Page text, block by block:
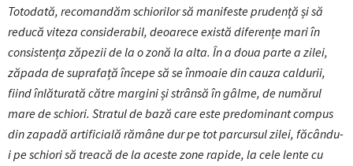
Totodată, recomandăm schiorilor să manifeste prudență și să
reducă viteza considerabil, deoarece există diferențe mari în
consistența zăpezii de la o zonă la alta. În a doua parte a zilei,
zăpada de suprafață începe să se înmoaie din cauza caldurii,
fiind înlăturată către margini și strânsă în gâlme, de numărul
mare de schiori. Stratul de bază care este predominant compus
din zapadă artificială rămâne dur pe tot parcursul zilei, făcându-
i pe schiori să treacă de la aceste zone rapide, la cele lente cu